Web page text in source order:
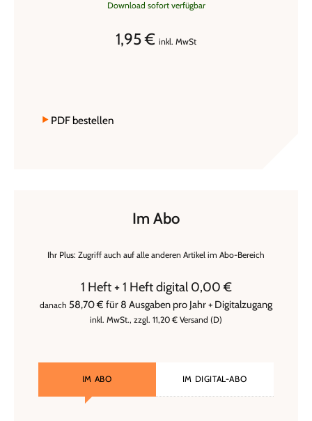
Download sofort verfügbar
1,95 € inkl. MwSt
PDF bestellen
Im Abo
Ihr Plus: Zugriff auch auf alle anderen Artikel im Abo-Bereich
1 Heft + 1 Heft digital 0,00 €
danach 58,70 € für 8 Ausgaben pro Jahr + Digitalzugang
inkl. MwSt., zzgl. 11,20 € Versand (D)
IM ABO IM DIGITAL-ABO